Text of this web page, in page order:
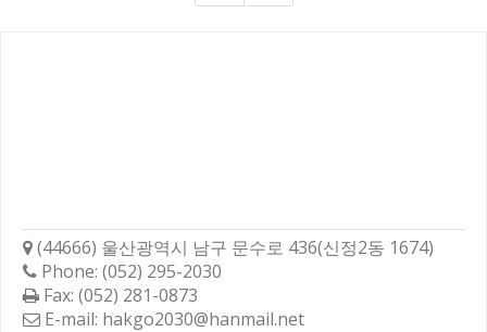
(44666) 울산광역시 남구 문수로 436(신정2동 1674)
Phone: (052) 295-2030
Fax: (052) 281-0873
E-mail: hakgo2030@hanmail.net